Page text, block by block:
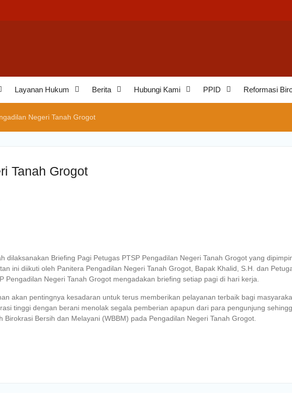
Layanan Hukum Berita Hubungi Kami PPID Reformasi
Negeri Tanah Grogot
Tanah Grogot
dilaksanakan Briefing Pagi Petugas PTSP Pengadilan Negeri Tanah Grogot yang
ini diikuti oleh Panitera Pengadilan Negeri Tanah Grogot, Bapak Khalid, S.H. dan
Negeri Tanah Grogot mengadakan briefing setiap pagi di hari kerja.
akan pentingnya kesadaran untuk terus memberikan pelayanan terbaik bagi
tinggi dengan berani menolak segala pemberian apapun dari para pengunjung
Bersih dan Melayani (WBBM) pada Pengadilan Negeri Tanah Grogot.